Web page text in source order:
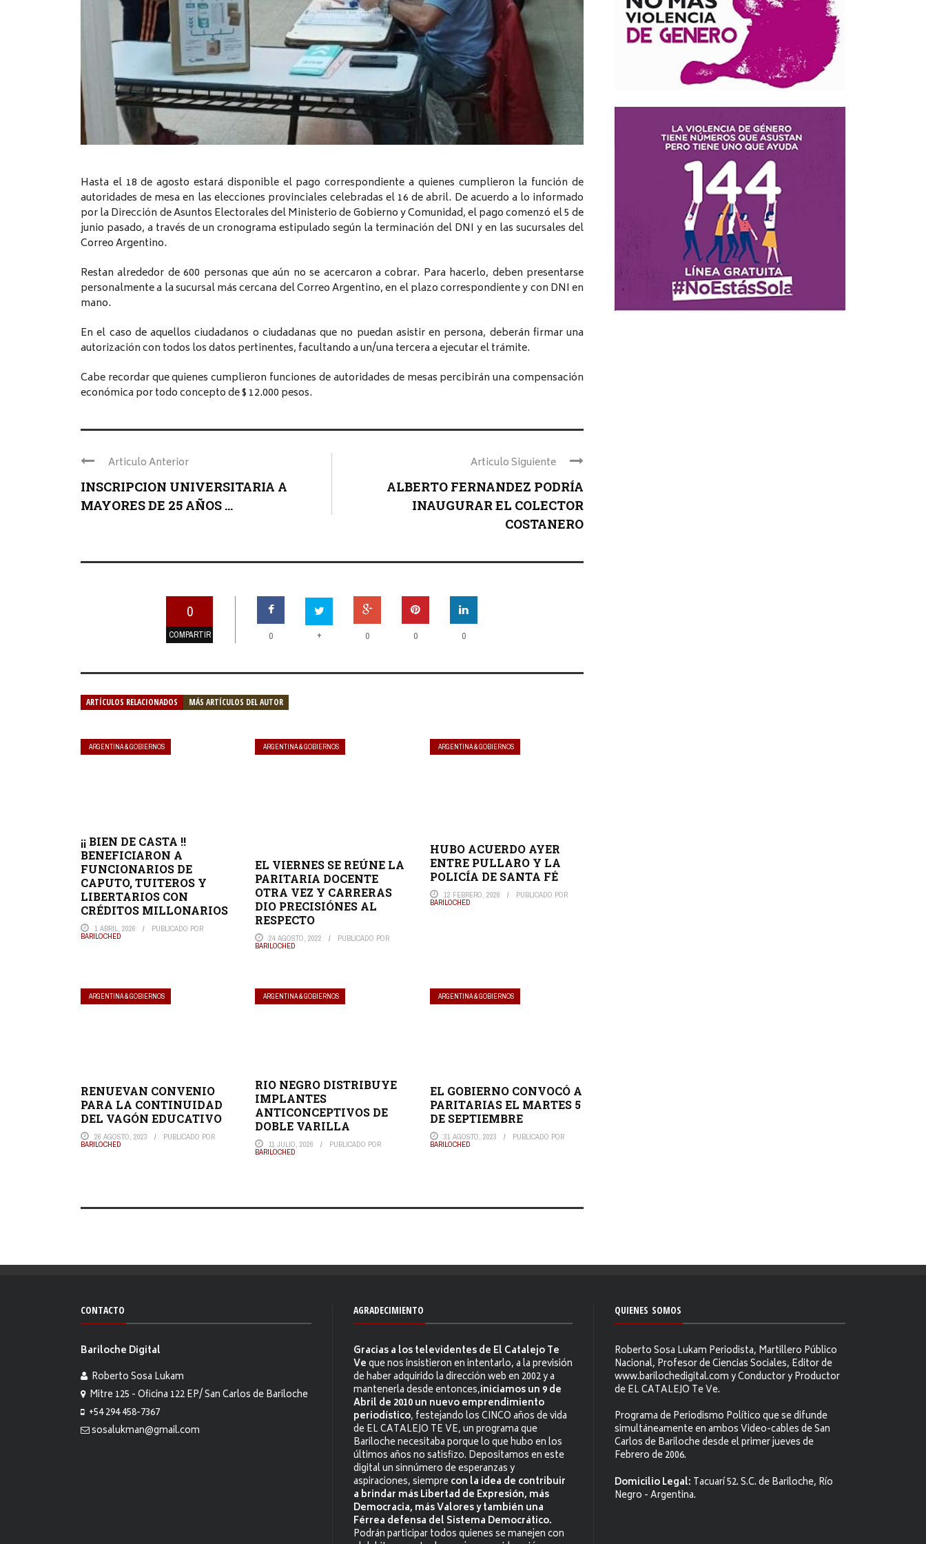
Hasta el 18 de agosto estará disponible el pago correspondiente a quienes cumplieron la función de
autoridades de mesa en las elecciones provinciales celebradas el 16 de abril. De acuerdo a lo informado
por la Dirección de Asuntos Electorales del Ministerio de Gobierno y Comunidad, el pago comenzó el 5 de
junio pasado, a través de un cronograma estipulado según la terminación del DNI y en las sucursales del
Correo Argentino.
Restan alrededor de 600 personas que aún no se acercaron a cobrar. Para hacerlo, deben presentarse
personalmente a la sucursal más cercana del Correo Argentino, en el plazo correspondiente y con DNI en
mano.
En el caso de aquellos ciudadanos o ciudadanas que no puedan asistir en persona, deberán firmar una
autorización con todos los datos pertinentes, facultando a un/una tercera a ejecutar el trámite.
Cabe recordar que quienes cumplieron funciones de autoridades de mesas percibirán una compensación
económica por todo concepto de $ 12.000 pesos.
Articulo Anterior
INSCRIPCION UNIVERSITARIA A
MAYORES DE 25 AÑOS ...
Articulo Siguiente
ALBERTO FERNANDEZ PODRÍA
INAUGURAR EL COLECTOR
COSTANERO
0
COMPARTIR 0 + 0 0 0
ARTÍCULOS RELACIONADOS MÁS ARTÍCULOS DEL AUTOR
ARGENTINA & GOBIERNOS
¡¡ BIEN DE CASTA !!
BENEFICIARON A
FUNCIONARIOS DE
CAPUTO, TUITEROS Y
LIBERTARIOS CON
CRÉDITOS MILLONARIOS
1 ABRIL, 2026 PUBLICADO POR
BARILOCHED
ARGENTINA & GOBIERNOS
EL VIERNES SE REÚNE LA
PARITARIA DOCENTE
OTRA VEZ Y CARRERAS
DIO PRECISIÓNES AL
RESPECTO
24 AGOSTO, 2022 PUBLICADO POR
BARILOCHED
ARGENTINA & GOBIERNOS
HUBO ACUERDO AYER
ENTRE PULLARO Y LA
POLICÍA DE SANTA FÉ
12 FEBRERO, 2026 PUBLICADO POR
BARILOCHED
ARGENTINA & GOBIERNOS
RENUEVAN CONVENIO
PARA LA CONTINUIDAD
DEL VAGÓN EDUCATIVO
26 AGOSTO, 2023 PUBLICADO POR
BARILOCHED
ARGENTINA & GOBIERNOS
RIO NEGRO DISTRIBUYE
IMPLANTES
ANTICONCEPTIVOS DE
DOBLE VARILLA
11 JULIO, 2026 PUBLICADO POR
BARILOCHED
ARGENTINA & GOBIERNOS
EL GOBIERNO CONVOCÓ A
PARITARIAS EL MARTES 5
DE SEPTIEMBRE
31 AGOSTO, 2023 PUBLICADO POR
BARILOCHED
CONTACTO
Bariloche Digital
Roberto Sosa Lukam
Mitre 125 - Oficina 122 EP/ San Carlos de Bariloche
+54 294 458-7367
sosalukman@gmail.com
AGRADECIMIENTO
Gracias a los televidentes de El Catalejo Te
Veque nos insistieron en intentarlo, a la previsión
de haber adquirido la dirección web en 2002 y a
mantenerla desde entonces,iniciamos un 9 de
Abril de 2010 un nuevo emprendimiento
periodístico, festejando los CINCO años de vida
de EL CATALEJO TE VE, un programa que
Bariloche necesitaba porque lo que hubo en los
últimos años no satisfizo. Depositamos en este
digital un sinnúmero de esperanzas y
aspiraciones, siemprecon la idea de contribuir
a brindar más Libertad de Expresión, más
Democracia, más Valores y también una
Férrea defensa del Sistema Democrático.
Podrán participar todos quienes se manejen con
QUIENES SOMOS
Roberto Sosa Lukam Periodista, Martillero Público
Nacional, Profesor de Ciencias Sociales, Editor de
www.barilochedigital.com y Conductor y Productor
de EL CATALEJO Te Ve.
Programa de Periodismo Político que se difunde
simultáneamente en ambos Video-cables de San
Carlos de Bariloche desde el primer jueves de
Febrero de 2006.
Domicilio Legal: Tacuarí 52. S.C. de Bariloche, Río
Negro - Argentina.